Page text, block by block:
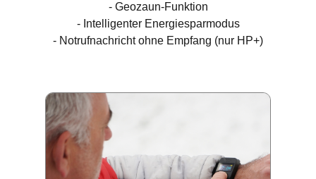
- Geozaun-Funktion
- Intelligenter Energiesparmodus
- Notrufnachricht ohne Empfang (nur HP+)